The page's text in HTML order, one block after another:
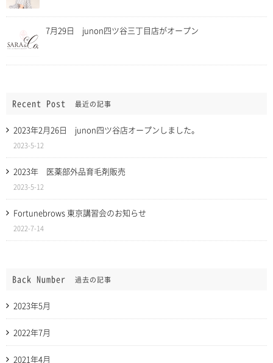
7月29日 junon四ツ谷三丁目店がオープン
Recent Post 最近の記事
2023年2月26日 junon四ツ谷店オープンしました。
2023-5-12
2023年 医薬部外品育毛剤販売
2023-5-12
Fortunebrows 東京講習会のお知らせ
2022-7-14
Back Number 過去の記事
2023年5月
2022年7月
2021年4月